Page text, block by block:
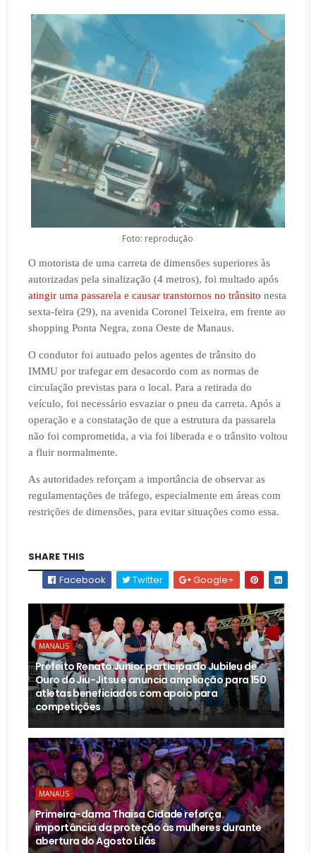
Foto: reprodução
O motorista de uma carreta de dimensões superiores às
autorizadas pela sinalização (4 metros), foi multado após
atingir uma passarela e causar transtornos no trânsito nesta
sexta-feira (29), na avenida Coronel Teixeira, em frente ao
shopping Ponta Negra, zona Oeste de Manaus.
O condutor foi autuado pelos agentes de trânsito do
IMMU por trafegar em desacordo com as normas de
circulação previstas para o local. Para a retirada do
veículo, foi necessário esvaziar o pneu da carreta. Após a
operação e a constatação de que a estrutura da passarela
não foi comprometida, a via foi liberada e o trânsito voltou
a fluir normalmente.
As autoridades reforçam a importância de observar as
regulamentações de tráfego, especialmente em áreas com
restrições de dimensões, para evitar situações como essa.
SHARE THIS
Facebook
Twitter Google+
MANAUS
Prefeito Renato Junior participa do Jubileu de
Ouro do Jiu-Jítsu e anuncia ampliação para 150
atletas beneficiados com apoio para
competições
MANAUS
Primeira-dama Thaisa Cidade reforça
importância da proteção às mulheres durante
abertura do Agosto Lilás